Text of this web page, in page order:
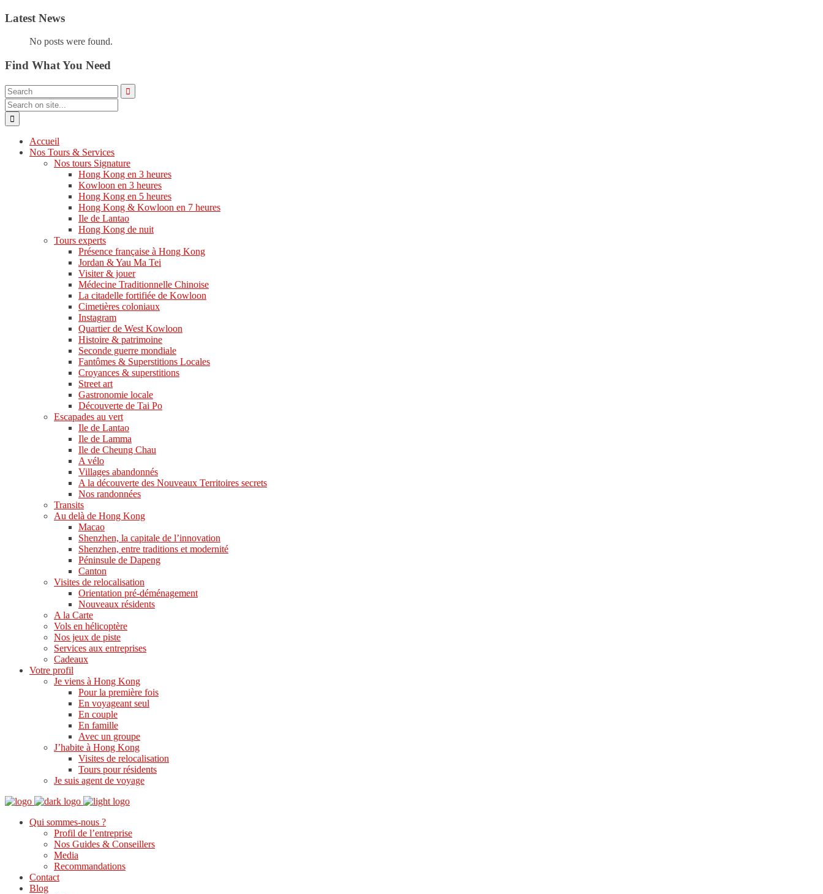
Latest News
No posts were found.
Find What You Need
Accueil
Nos Tours & Services
Nos tours Signature
Hong Kong en 3 heures
Kowloon en 3 heures
Hong Kong en 5 heures
Hong Kong & Kowloon en 7 heures
Ile de Lantao
Hong Kong de nuit
Tours experts
Présence française à Hong Kong
Jordan & Yau Ma Tei
Visiter & jouer
Médecine Traditionnelle Chinoise
La citadelle fortifiée de Kowloon
Cimetières coloniaux
Instagram
Quartier de West Kowloon
Histoire & patrimoine
Seconde guerre mondiale
Fantômes & Superstitions Locales
Croyances & superstitions
Street art
Gastronomie locale
Découverte de Tai Po
Escapades au vert
Ile de Lantao
Ile de Lamma
Ile de Cheung Chau
A vélo
Villages abandonnés
A la découverte des Nouveaux Territoires secrets
Nos randonnées
Transits
Au delà de Hong Kong
Macao
Shenzhen, la capitale de l’innovation
Shenzhen, entre traditions et modernité
Péninsule de Dapeng
Canton
Visites de relocalisation
Orientation pré-déménagement
Nouveaux résidents
A la Carte
Vols en hélicoptère
Nos jeux de piste
Services aux entreprises
Cadeaux
Votre profil
Je viens à Hong Kong
Pour la première fois
En voyageant seul
En couple
En famille
Avec un groupe
J’habite à Hong Kong
Visites de relocalisation
Tours pour résidents
Je suis agent de voyage
Qui sommes-nous ?
Profil de l’entreprise
Nos Guides & Conseillers
Media
Recommandations
Contact
Blog